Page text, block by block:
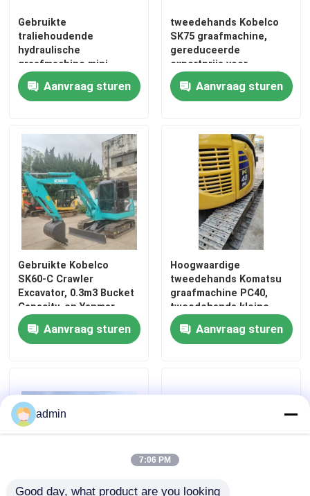
Gebruikte
traliehoudende
hydraulische
graafmachine mini
graafmachine CAT301.5
tweedehands machines
Aanvraag sturen
tweedehands Kobelco
SK75 graafmachine,
gereduceerde
exportprijs voor
Aanvraag sturen
Gebruikte Kobelco
SK60-C Crawler
Excavator, 0.3m3 Bucket
Capacity, en Yanmar
Engine
Aanvraag sturen
Hoogwaardige
tweedehands Komatsu
graafmachine PC40,
tweedehands kleine
graafmachine
Aanvraag sturen
admin
7:06 PM
Good day, what product are you looking